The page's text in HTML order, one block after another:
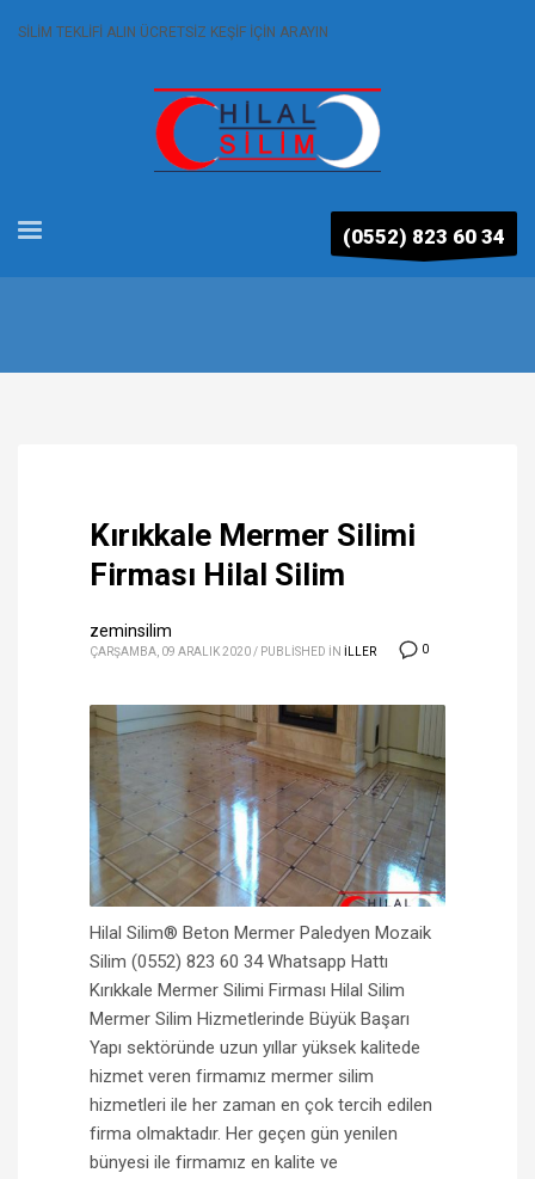
SİLİM TEKLİFİ ALIN ÜCRETSİZ KEŞİF İÇİN ARAYIN
(0552) 823 60 34
Kırıkkale Mermer Silimi
Firması Hilal Silim
0
zeminsilim
ÇARŞAMBA, 09 ARALIK 2020 / PUBLISHED IN ILLER
Hilal Silim® Beton Mermer Paledyen Mozaik
Silim (0552) 823 60 34 Whatsapp Hattı
Kırıkkale Mermer Silimi Firması Hilal Silim
Mermer Silim Hizmetlerinde Büyük Başarı
Yapı sektöründe uzun yıllar yüksek kalitede
hizmet veren firmamız mermer silim
hizmetleri ile her zaman en çok tercih edilen
firma olmaktadır. Her geçen gün yenilen
bünyesi ile firmamız en kalite ve